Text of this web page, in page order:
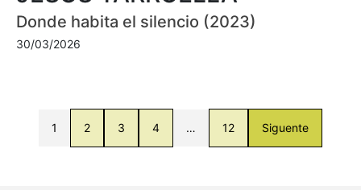
Donde habita el silencio (2023)
30/03/2026
1 2 3 4 … 12 Siguente